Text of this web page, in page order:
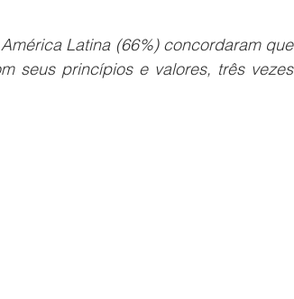
Latina (66%) concordaram que
seus princípios e valores, três vezes